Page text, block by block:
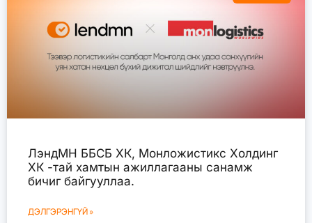
ЛэндМН ББСБ ХК, Монложистикс Холдинг
ХК -тай хамтын ажиллагааны санамж
бичиг байгууллаа.
ДЭЛГЭРЭНГҮЙ »